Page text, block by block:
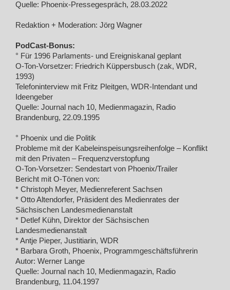
Quelle: Phoenix-Pressegespräch, 28.03.2022
Redaktion + Moderation: Jörg Wagner
PodCast-Bonus:
° Für 1996 Parlaments- und Ereigniskanal geplant
O-Ton-Vorsetzer: Friedrich Küppersbusch (zak, WDR,
1993)
Telefoninterview mit Fritz Pleitgen, WDR-Intendant und
Ideengeber
Quelle: Journal nach 10, Medienmagazin, Radio
Brandenburg, 22.09.1995
° Phoenix und die Politik
Probleme mit der Kabeleinspeisungsreihenfolge – Konflikt
mit den Privaten – Frequenzverstopfung
O-Ton-Vorsetzer: Sendestart von Phoenix/Trailer
Bericht mit O-Tönen von:
* Christoph Meyer, Medienreferent Sachsen
* Otto Altendorfer, Präsident des Medienrates der
Sächsischen Landesmedienanstalt
* Detlef Kühn, Direktor der Sächsischen
Landesmedienanstalt
* Antje Pieper, Justitiarin, WDR
* Barbara Groth, Phoenix, Programmgeschäftsführerin
Autor: Werner Lange
Quelle: Journal nach 10, Medienmagazin, Radio
Brandenburg, 11.04.1997